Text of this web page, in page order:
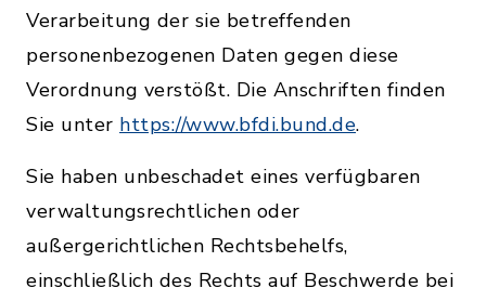
Verarbeitung der sie betreffenden
personenbezogenen Daten gegen diese
Verordnung verstößt. Die Anschriften finden
Sie unter https://www.bfdi.bund.de.
Sie haben unbeschadet eines verfügbaren
verwaltungsrechtlichen oder
außergerichtlichen Rechtsbehelfs,
einschließlich des Rechts auf Beschwerde bei